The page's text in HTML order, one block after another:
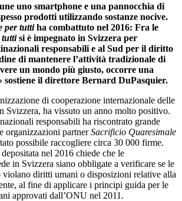
uno smartphone e una pannocchia di
prodotti utilizzando sostanze nocive.
per tuttiha combattuto nel 2016: Fra le
tuttisi è impegnato in Svizzera per
responsabili e al Sud per il diritto
di mantenere l’attività tradizionale di
un mondo più giusto, occorre una
sostiene il direttore Bernard DuPasquier.
di cooperazione internazionale delle
Svizzera, ha vissuto un anno molto positivo.
responsabili ha riscontrato grande
organizzazioni partnerSacrificio Quaresimale
possibile raccogliere circa 30 000 firme.
nel 2016 chiede che le
in Svizzera siano obbligate a verificare se le
violano diritti umani o disposizioni relative alla
al fine di applicare i principi guida per le
approvati dall’ONU nel 2011.